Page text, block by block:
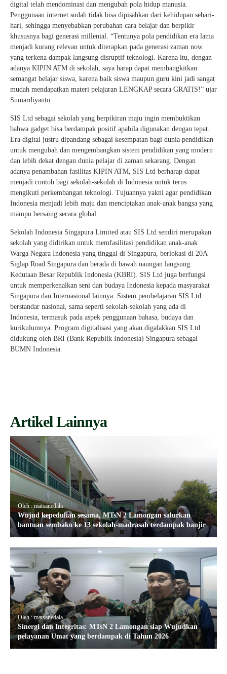
digital telah mendominasi dan mengubah pola hidup manusia.
Penggunaan internet sudah tidak bisa dipisahkan dari kehidupan sehari-
hari, sehingga menyebabkan perubahan cara belajar dan berpikir
khususnya bagi generasi millenial. “Tentunya pola pendidikan era lama
menjadi kurang relevan untuk diterapkan pada generasi zaman now
yang terkena dampak langsung disruptif teknologi. Karena itu, dengan
adanya KIPIN ATM di sekolah, saya harap dapat membangkitkan
semangat belajar siswa, karena baik siswa maupun guru kini jadi sangat
mudah mendapatkan materi pelajaran LENGKAP secara GRATIS!” ujar
Sumardiyanto.
SIS Ltd sebagai sekolah yang berpikiran maju ingin membuktikan
bahwa gadget bisa berdampak positif apabila digunakan dengan tepat.
Era digital justru dipandang sebagai kesempatan bagi dunia pendidikan
untuk mengubah dan mengembangkan sistem pendidikan yang modern
dan lebih dekat dengan dunia pelajar di zaman sekarang. Dengan
adanya penambahan fasilitas KIPIN ATM, SIS Ltd berharap dapat
menjadi contoh bagi sekolah-sekolah di Indonesia untuk terus
mengikuti perkembangan teknologi. Tujuannya yakni agar pendidikan
Indonesia menjadi lebih maju dan menciptakan anak-anak bangsa yang
mampu bersaing secara global.
Sekolah Indonesia Singapura Limited atau SIS Ltd sendiri merupakan
sekolah yang didirikan untuk memfasilitasi pendidikan anak-anak
Warga Negara Indonesia yang tinggal di Singapura, berlokasi di 20A
Siglap Road Singapura dan berada di bawah naungan langsung
Kedutaan Besar Republik Indonesia (KBRI). SIS Ltd juga berfungsi
untuk memperkenalkan seni dan budaya Indonesia kepada masyarakat
Singapura dan Internasional lainnya. Sistem pembelajaran SIS Ltd
berstandar nasional, sama seperti sekolah-sekolah yang ada di
Indonesia, termasuk pada aspek penggunaan bahasa, budaya dan
kurikulumnya. Program digitalisasi yang akan digalakkan SIS Ltd
didukung oleh BRI (Bank Republik Indonesia) Singapura sebagai
BUMN Indonesia.
Artikel Lainnya
Oleh : matsanedala
Wujud kepedulian sesama, MTsN 2 Lamongan salurkan
bantuan sembako ke 13 sekolah-madrasah terdampak banjir
Oleh : matsanedala
Sinergi dan Integritas: MTsN 2 Lamongan siap Wujudkan
pelayanan Umat yang berdampak di Tahun 2026